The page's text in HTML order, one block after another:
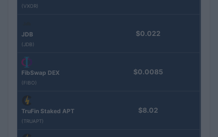
(VXOR)
JDB
(JDB)
$0.022
FibSwap DEX
(FIBO)
$0.0085
TruFin Staked APT
(TRUAPT)
$8.02